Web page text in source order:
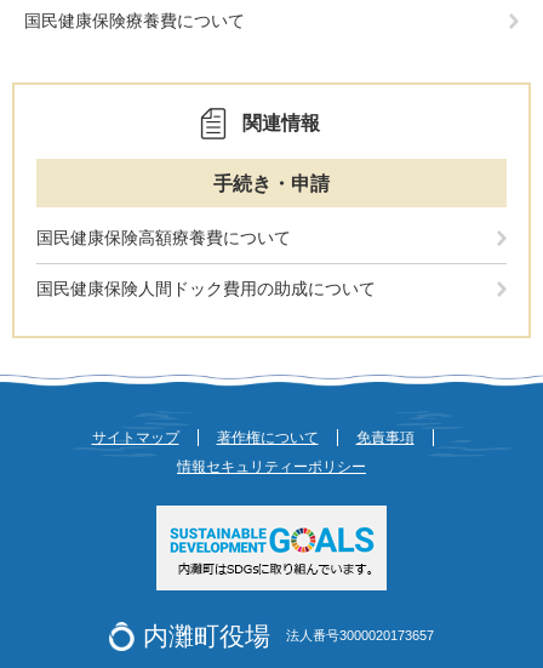
国民健康保険療養費について
関連情報
手続き・申請
国民健康保険高額療養費について
国民健康保険人間ドック費用の助成について
サイトマップ 著作権について
免責事項
情報セキュリティーポリシー
内灘町役場 法人番号3000020173657